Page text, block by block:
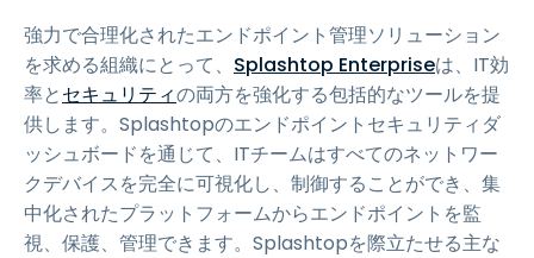
強力で合理化されたエンドポイント管理ソリューション
を求める組織にとって、 Splashtop Enterpriseは、IT効
率とセキュリティの両方を強化する包括的なツールを提
供します。Splashtopのエンドポイントセキュリティダ
ッシュボードを通じて、ITチームはすべてのネットワー
クデバイスを完全に可視化し、制御することができ、集
中化されたプラットフォームからエンドポイントを監
視、保護、管理できます。Splashtopを際立たせる主な